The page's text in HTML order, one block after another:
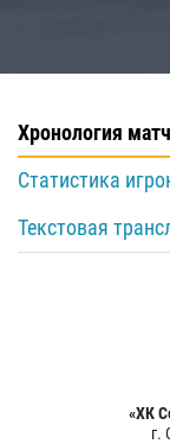
Хронология
Статистика
Текстовая
«ХК
г.